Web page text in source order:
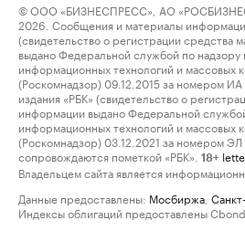
© ООО «БИЗНЕСПРЕСС», АО
2026. Сообщения и материалы
(свидетельство о регистрации средства
выдано Федеральной службой по надзору
информационных технологий и массовых
(Роскомнадзор) 09.12.2015 за номером
издания «РБК» (свидетельство о
информации выдано Федеральной
информационных технологий и массовых
(Роскомнадзор) 03.12.2021 за номером
сопровождаются пометкой «РБК».
18+
Владельцем сайта является
Данные предоставлены: Мосбиржа
Индексы облигаций предоставлены